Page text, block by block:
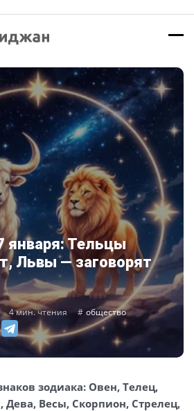
января: Тельцы
Львы — заговорят
4 мин. чтения общество
зодиака: Овен, Телец,
Дева, Весы, Скорпион, Стрелец,